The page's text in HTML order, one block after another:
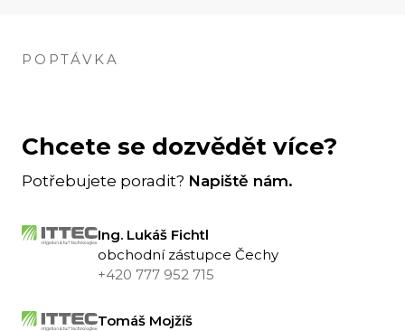
Šířka
1.110 m
POPTÁVKA
Chcete se dozvědět více?
Potřebujete poradit? Napiště nám.
Ing. Lukáš Fichtl
obchodní zástupce Čechy
+420 777 952 715
Tomáš Mojžíš